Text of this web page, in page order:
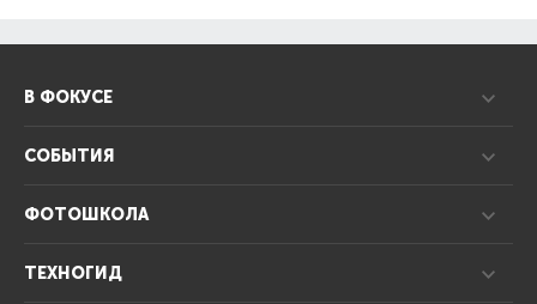
В ФОКУСЕ
СОБЫТИЯ
ФОТОШКОЛА
ТЕХНОГИД